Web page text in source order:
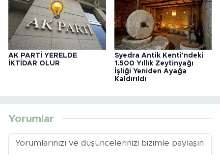
AK PARTİ YERELDE
İKTİDAR OLUR
Syedra Antik Kenti'ndeki
1.500 Yıllık Zeytinyağı
İşliği Yeniden Ayağa
Kaldırıldı
Yorumlar